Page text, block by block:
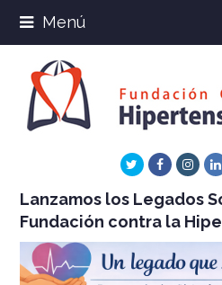
Menú
TwitterFacebook
Lanzamos los Legados
Fundación contra la